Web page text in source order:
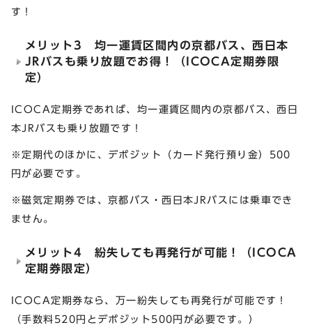
す！
メリット3 均一運賃区間内の京都バス、西日本
JRバスも乗り放題でお得！（ICOCA定期券限
定）
ICOCA定期券であれば、均一運賃区間内の京都バス、西日
本JRバスも乗り放題です！
※定期代のほかに、デポジット（カード発行預り金）500
円が必要です。
※磁気定期券では、京都バス・西日本JRバスには乗車でき
ません。
メリット4 紛失しても再発行が可能！（ICOCA
定期券限定）
ICOCA定期券なら、万一紛失しても再発行が可能です！
（手数料520円とデポジット500円が必要です。）